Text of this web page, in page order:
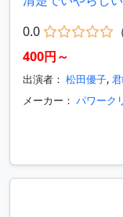
0.0
400円～
出演者： 松田優子,
メーカー： パワーク